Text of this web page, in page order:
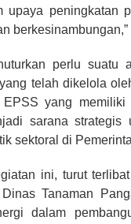
upaya peningkatan
perlu suatu
telah dikelola
yang
sarana strategis
sektoral di
ini, turut
Tanaman
dalam